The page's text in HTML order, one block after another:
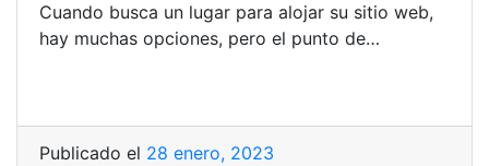
Cuando busca un lugar para alojar su sitio web,
hay muchas opciones, pero el punto de…
Publicado el 28 enero, 2023